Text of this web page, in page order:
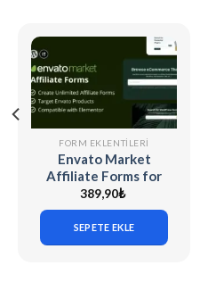
FORM EKLENTILERI
Envato Market
Affiliate Forms for
Elementor v1.0.0
389,90₺
SEPETE EKLE